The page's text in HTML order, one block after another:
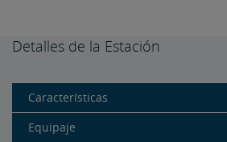
Detalles de la Estación
Características
Equipaje